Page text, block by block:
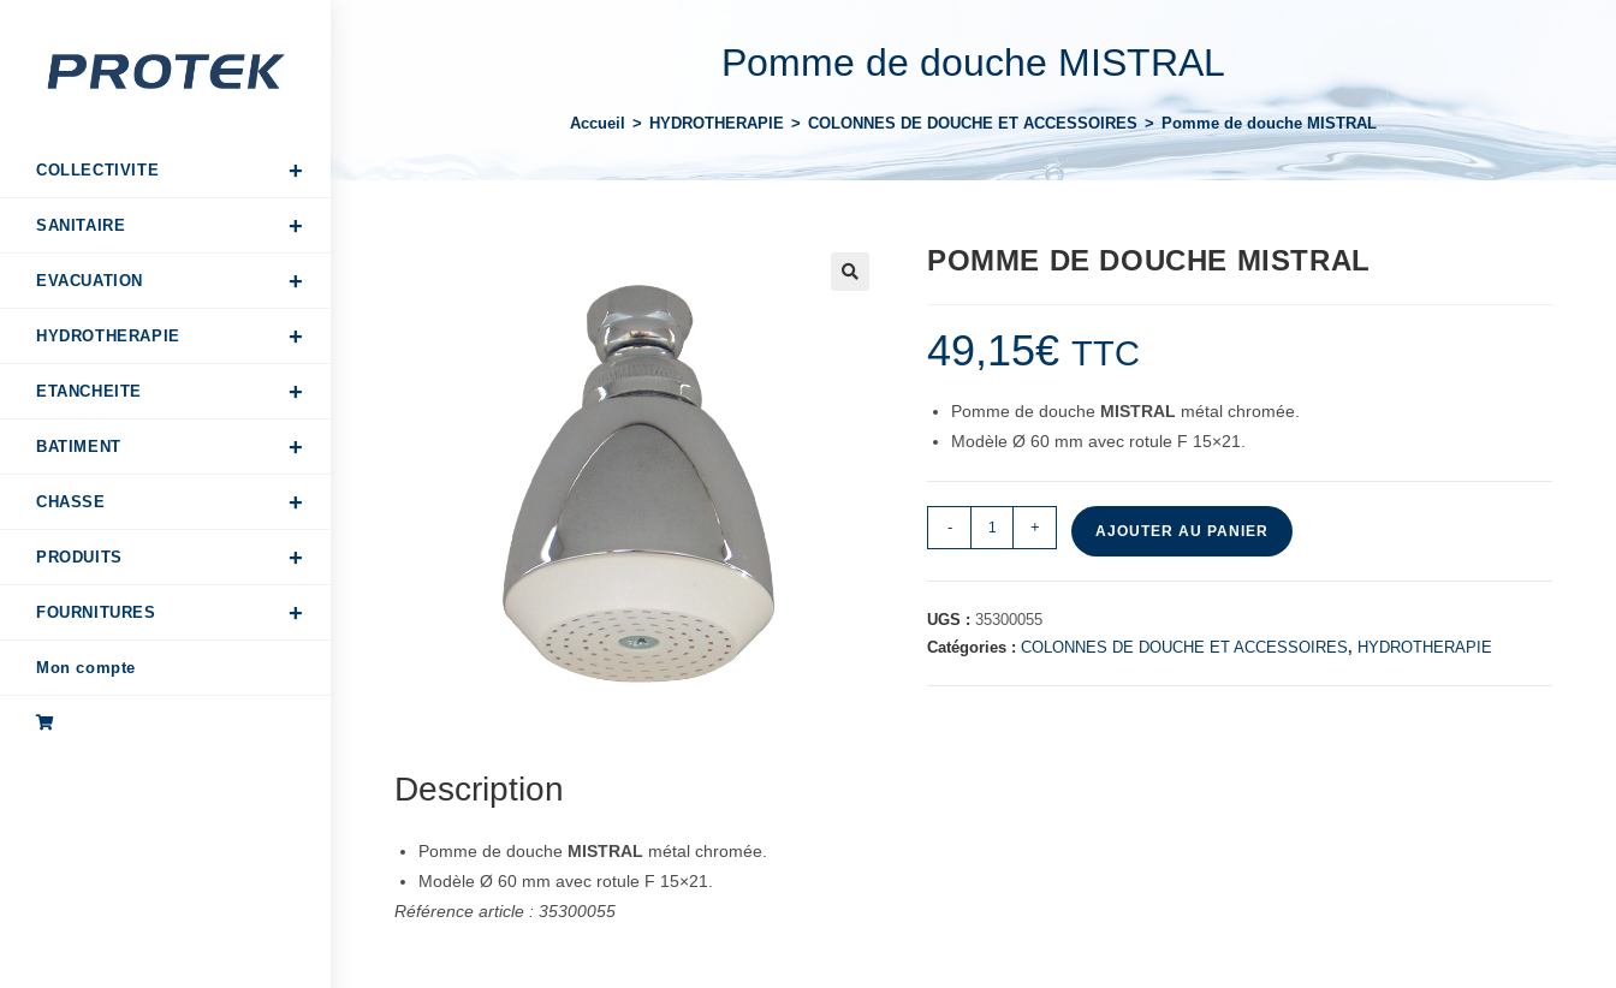
COLLECTIVITE
SANITAIRE
EVACUATION
HYDROTHERAPIE
ETANCHEITE
BATIMENT
CHASSE
PRODUITS
FOURNITURES
Mon compte
Pomme de douche MISTRAL
Accueil > HYDROTHERAPIE > COLONNES DE DOUCHE ET ACCESSOIRES > Pomme de douche MISTRAL
POMME DE DOUCHE MISTRAL
49,15€ TTC
Pomme de douche MISTRAL métal chromée.
Modèle Ø 60 mm avec rotule F 15×21.
- + AJOUTER AU PANIER
UGS :35300055
Catégories :COLONNES DE DOUCHE ET ACCESSOIRES, HYDROTHERAPIE
Description
Pomme de douche MISTRAL métal chromée.
Modèle Ø 60 mm avec rotule F 15×21.
Référence article : 35300055